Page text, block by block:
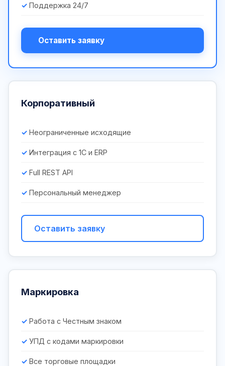
Поддержка 24/7
Оставить заявку
Корпоративный
Неограниченные исходящие
Интеграция с 1С и ERP
Full REST API
Персональный менеджер
Оставить заявку
Маркировка
Работа с Честным знаком
УПД с кодами маркировки
Все торговые площадки